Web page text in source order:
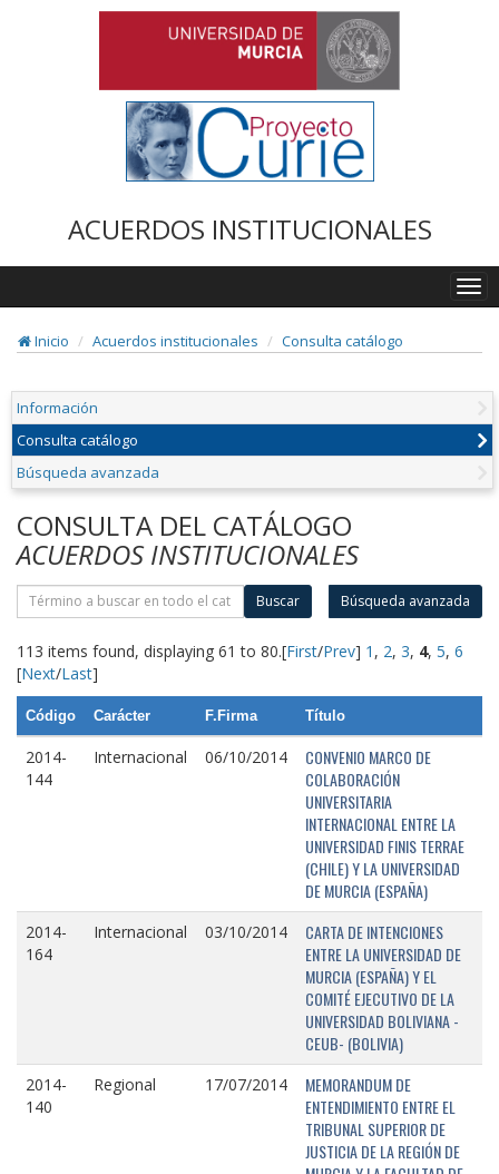
ACUERDOS INSTITUCIONALES
Inicio
Acuerdos institucionales Consulta catálogo
Información
Consulta catálogo
Búsqueda avanzada
CONSULTA DEL CATÁLOGO
ACUERDOS INSTITUCIONALES
Buscar Búsqueda avanzada
113 items found, displaying 61 to 80.[First/Prev] 1 , 2, 3, 4, 5, 6
[Next/Last]
Código Carácter F.Firma Título
2014-
144
Internacional 06/10/2014
CONVENIO MARCO DE
COLABORACIÓN
UNIVERSITARIA
INTERNACIONAL ENTRE LA
UNIVERSIDAD FINIS TERRAE
(CHILE) Y LA UNIVERSIDAD
DE MURCIA (ESPAÑA)
2014-
164
Internacional 03/10/2014
CARTA DE INTENCIONES
ENTRE LA UNIVERSIDAD DE
MURCIA (ESPAÑA) Y EL
COMITÉ EJECUTIVO DE LA
UNIVERSIDAD BOLIVIANA -
CEUB- (BOLIVIA)
2014-
140
Regional 17/07/2014
MEMORANDUM DE
ENTENDIMIENTO ENTRE EL
TRIBUNAL SUPERIOR DE
JUSTICIA DE LA REGIÓN DE